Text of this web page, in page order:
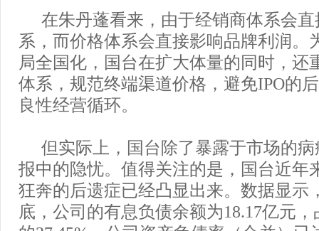
在朱丹蓬看来，由于经销商体系会
系，而价格体系会直接影响品牌利润。
局全国化，国台在扩大体量的同时，还
体系，规范终端渠道价格，避免IPO的
良性经营循环。
但实际上，国台除了暴露于市场的
报中的隐忧。值得关注的是，国台近年
狂奔的后遗症已经凸显出来。数据显示
底，公司的有息负债余额为18.17亿元